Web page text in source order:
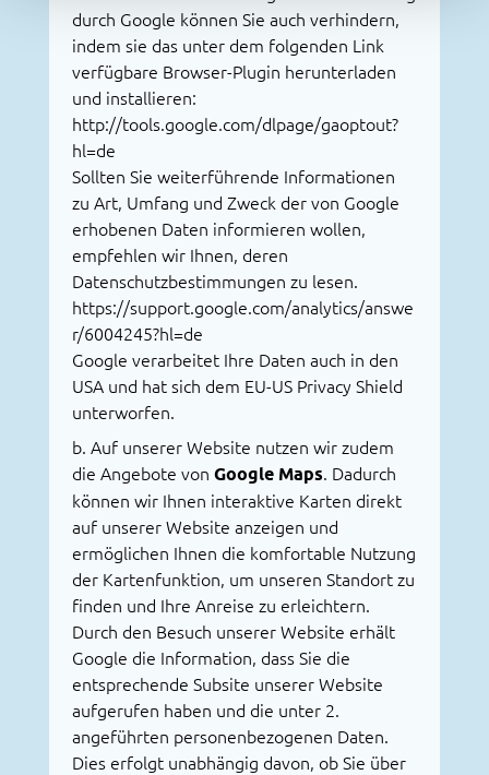
durch Google können Sie auch verhindern,
indem sie das unter dem folgenden Link
verfügbare Browser-Plugin herunterladen
und installieren:
http://tools.google.com/dlpage/gaoptout?
hl=de
Sollten Sie weiterführende Informationen
zu Art, Umfang und Zweck der von Google
erhobenen Daten informieren wollen,
empfehlen wir Ihnen, deren
Datenschutzbestimmungen zu lesen.
https://support.google.com/analytics/answe
r/6004245?hl=de
Google verarbeitet Ihre Daten auch in den
USA und hat sich dem EU-US Privacy Shield
unterworfen.
b. Auf unserer Website nutzen wir zudem
die Angebote vonGoogle Maps. Dadurch
können wir Ihnen interaktive Karten direkt
auf unserer Website anzeigen und
ermöglichen Ihnen die komfortable Nutzung
der Kartenfunktion, um unseren Standort zu
finden und Ihre Anreise zu erleichtern.
Durch den Besuch unserer Website erhält
Google die Information, dass Sie die
entsprechende Subsite unserer Website
aufgerufen haben und die unter 2.
angeführten personenbezogenen Daten.
Dies erfolgt unabhängig davon, ob Sie über